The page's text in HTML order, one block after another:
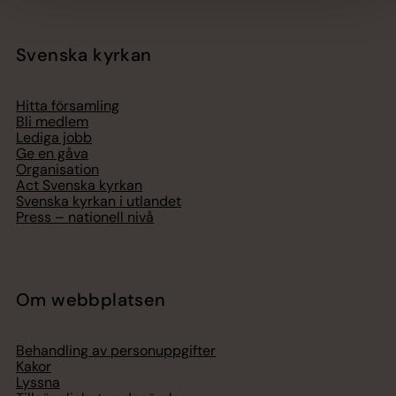
Svenska kyrkan
Hitta församling
Bli medlem
Lediga jobb
Ge en gåva
Organisation
Act Svenska kyrkan
Svenska kyrkan i utlandet
Press – nationell nivå
Om webbplatsen
Behandling av personuppgifter
Kakor
Lyssna